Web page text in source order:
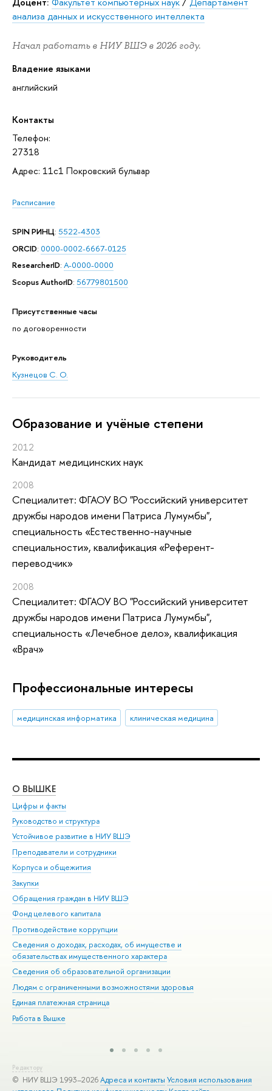
анализа данных и искусственного интеллекта
Начал работать в НИУ ВШЭ в 2026 году.
Владение языками
английский
Контакты
Телефон:
27318
Адрес: 11с1 Покровский бульвар
Расписание
SPIN РИНЦ: 5522-4303
ORCID: 0000-0002-6667-0125
ResearcherID: A-0000-0000
Scopus AuthorID: 56779801500
Присутственные часы
по договоренности
Руководитель
Кузнецов С. О.
Oбразование и учёные степени
2012
Кандидат медицинских наук
2008
Специалитет: ФГАОУ ВО "Российский университет
дружбы народов имени Патриса Лумумбы",
специальность «Естественно-научные
специальности», квалификация «Референт-
переводчик»
2008
Специалитет: ФГАОУ ВО "Российский университет
дружбы народов имени Патриса Лумумбы",
специальность «Лечебное дело», квалификация
«Врач»
Профессиональные интересы
медицинская информатика клиническая медицина
О ВЫШКЕ
Цифры и факты
Руководство и структура
Устойчивое развитие в НИУ ВШЭ
Преподаватели и сотрудники
Корпуса и общежития
Закупки
Обращения граждан в НИУ ВШЭ
Фонд целевого капитала
Противодействие коррупции
Сведения о доходах, расходах, об имуществе и
обязательствах имущественного характера
Сведения об образовательной организации
Людям с ограниченными возможностями здоровья
Единая платежная страница
Работа в Вышке
Редактору
© НИУ ВШЭ 1993–2026Адреса и контакты Условия использования